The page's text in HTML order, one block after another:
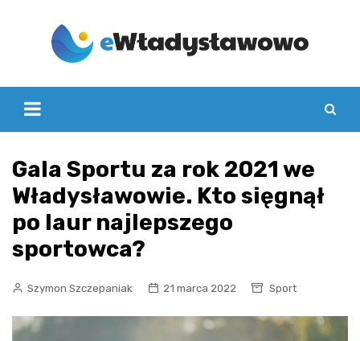
Gala Sportu za rok 2021 we
Władysławowie. Kto sięgnął
po laur najlepszego
sportowca?
Szymon Szczepaniak 21 marca 2022 Sport